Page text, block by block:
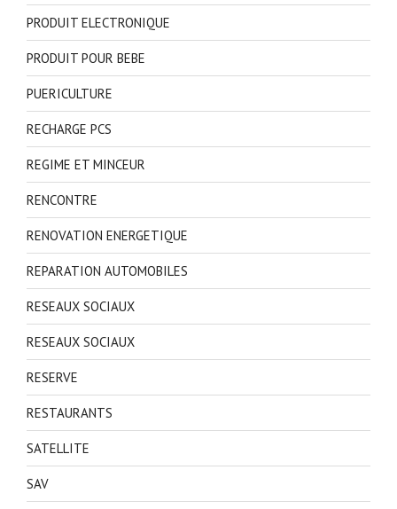
PRODUIT ELECTRONIQUE
PRODUIT POUR BEBE
PUERICULTURE
RECHARGE PCS
REGIME ET MINCEUR
RENCONTRE
RENOVATION ENERGETIQUE
REPARATION AUTOMOBILES
RESEAUX SOCIAUX
RESEAUX SOCIAUX
RESERVE
RESTAURANTS
SATELLITE
SAV